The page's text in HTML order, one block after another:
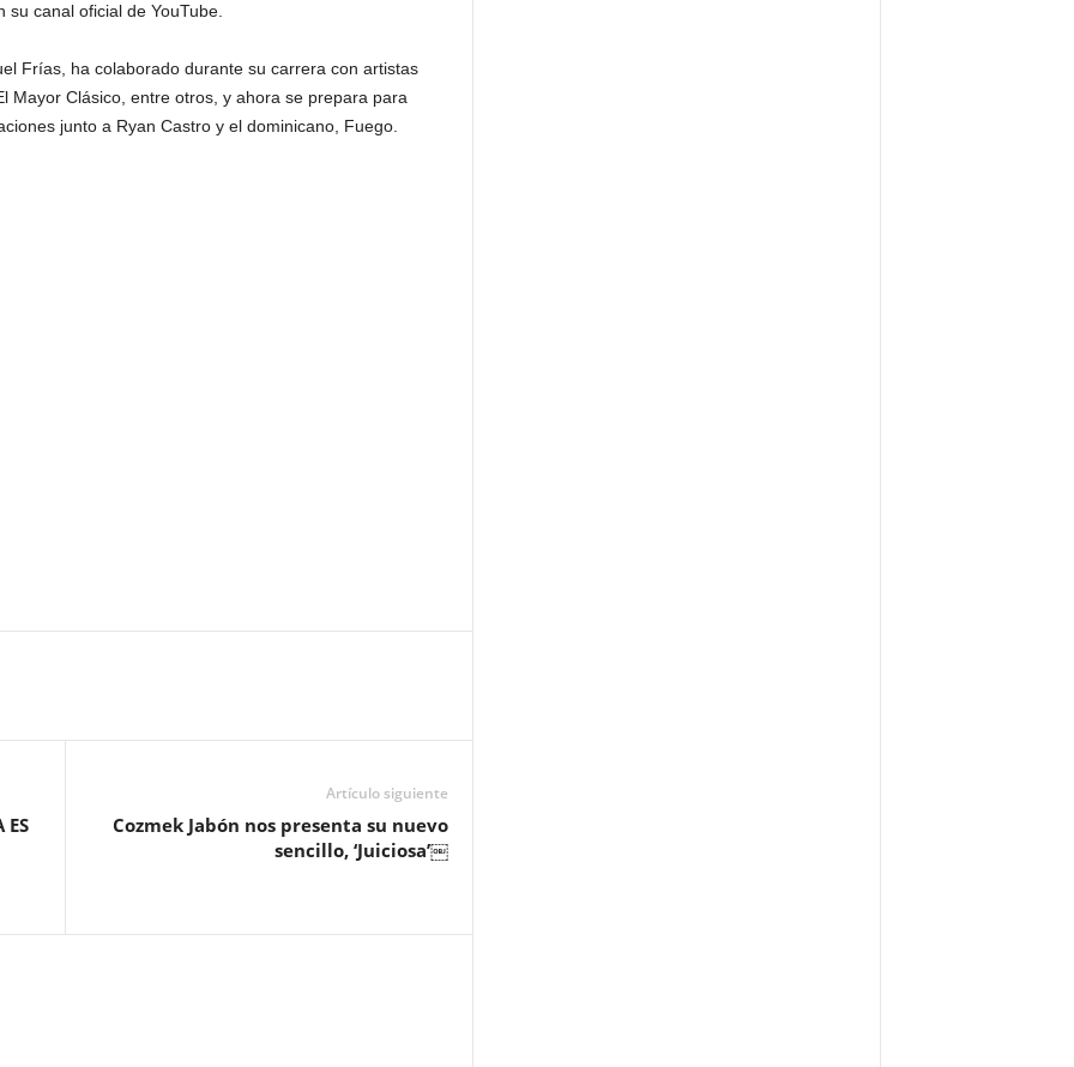
su canal oficial de YouTube.
Frías, ha colaborado durante su carrera con artistas
Mayor Clásico, entre otros, y ahora se prepara para
junto a Ryan Castro y el dominicano, Fuego.
ES
Artículo siguiente
Cozmek Jabón nos presenta su nuevo
sencillo, ‘Juiciosa’￼